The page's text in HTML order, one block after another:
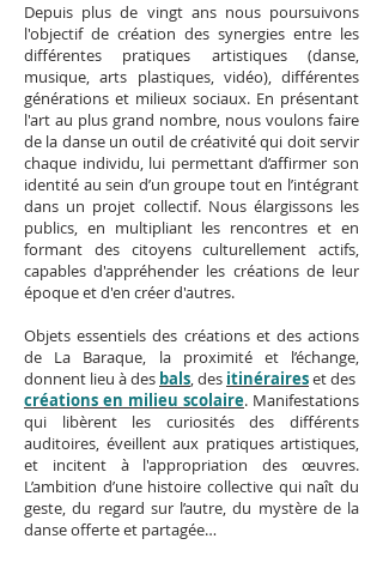
Depuis plus de vingt ans nous poursuivons
l'objectif de création des synergies entre les
différentes pratiques artistiques (danse,
musique, arts plastiques, vidéo), différentes
générations et milieux sociaux. En présentant
l'art au plus grand nombre, nous voulons faire
de la danse un outil de créativité qui doit servir
chaque individu, lui permettant d’affirmer son
identité au sein d’un groupe tout en l’intégrant
dans un projet collectif. Nous élargissons les
publics, en multipliant les rencontres et en
formant des citoyens culturellement actifs,
capables d'appréhender les créations de leur
époque et d'en créer d'autres.
Objets essentiels des créations et des actions
de La Baraque, la proximité et l’échange,
donnent lieu à des bals, des itinéraireset des
créations en milieu scolaire. Manifestations
qui libèrent les curiosités des différents
auditoires, éveillent aux pratiques artistiques,
et incitent à l'appropriation des œuvres.
L’ambition d’une histoire collective qui naît du
geste, du regard sur l’autre, du mystère de la
danse offerte et partagée…